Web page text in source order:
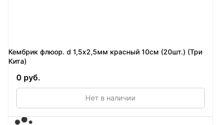
Кембрик флюор. d 1,5х2,5мм красный 10см (20шт.) (Три
Кита)
0 руб.
Нет в наличии